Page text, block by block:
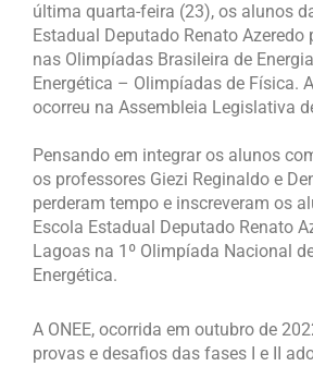
última quarta-feira (23), os alunos
Estadual Deputado Renato Azeredo
nas Olimpíadas Brasileira de
Energética – Olimpíadas de Física.
ocorreu na Assembleia Legislativa
Pensando em integrar os alunos
os professores Giezi Reginaldo e
perderam tempo e inscreveram os
Escola Estadual Deputado Renato
Lagoas na 1º Olimpíada Nacional
Energética.
A ONEE, ocorrida em outubro de
provas e desafios das fases I e II